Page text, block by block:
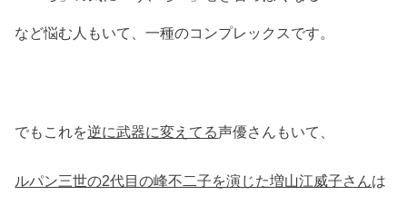
など悩む人もいて、一種のコンプレックスです。
でもこれを逆に武器に変えてる声優さんもいて、
ルパン三世の2代目の峰不二子を演じた増山江威子さんは